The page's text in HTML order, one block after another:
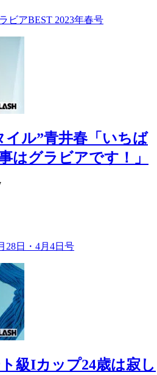
ビアBEST 2023年春号
イル”青井春「いちば
はグラビアです！」
28日・4月4日号
級Iカップ24歳は寂し